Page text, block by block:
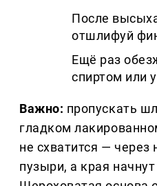
После
отшлифуй
Ещё раз
спиртом или
Важно: пропускать
гладком
не схватится —
пузыри, а края